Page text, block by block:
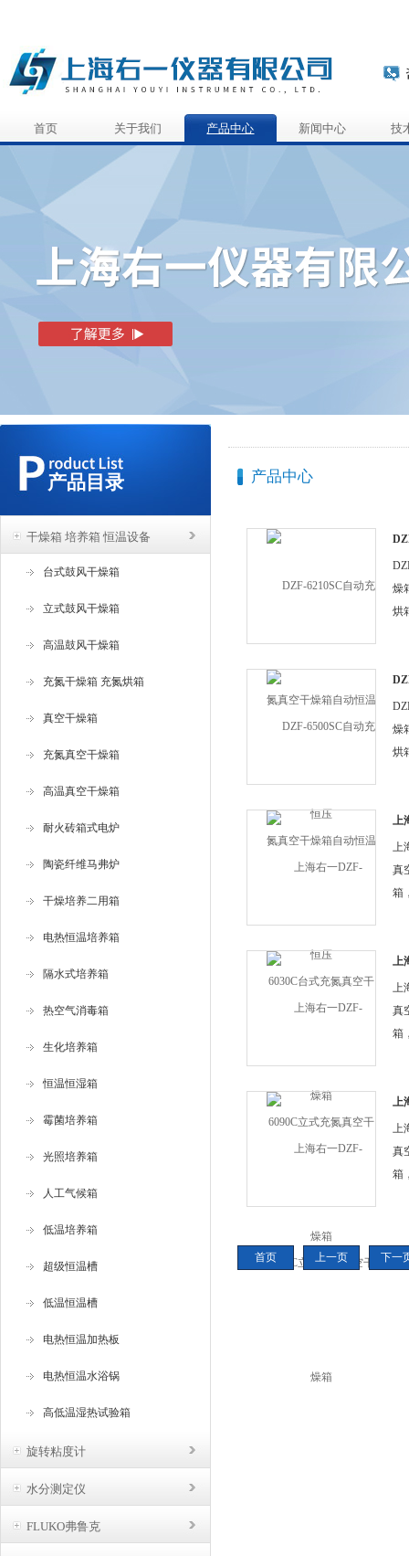
首页 关于我们 产品中心 新闻中心 技
产品目录
干燥箱 培养箱 恒温设备
台式鼓风干燥箱
立式鼓风干燥箱
高温鼓风干燥箱
充氮干燥箱 充氮烘箱
真空干燥箱
充氮真空干燥箱
高温真空干燥箱
耐火砖箱式电炉
陶瓷纤维马弗炉
干燥培养二用箱
电热恒温培养箱
隔水式培养箱
热空气消毒箱
生化培养箱
恒温恒湿箱
霉菌培养箱
光照培养箱
人工气候箱
低温培养箱
超级恒温槽
低温恒温槽
电热恒温加热板
电热恒温水浴锅
高低温湿热试验箱
旋转粘度计
水分测定仪
FLUKO弗鲁克
产品中心
燥
燥
烘
应
器
林
燥
燥
烘
应
林
上
上
真
箱
空
舶
上
上
真
箱
空
舶
上
上
真
箱
空
首页 上一页 下一